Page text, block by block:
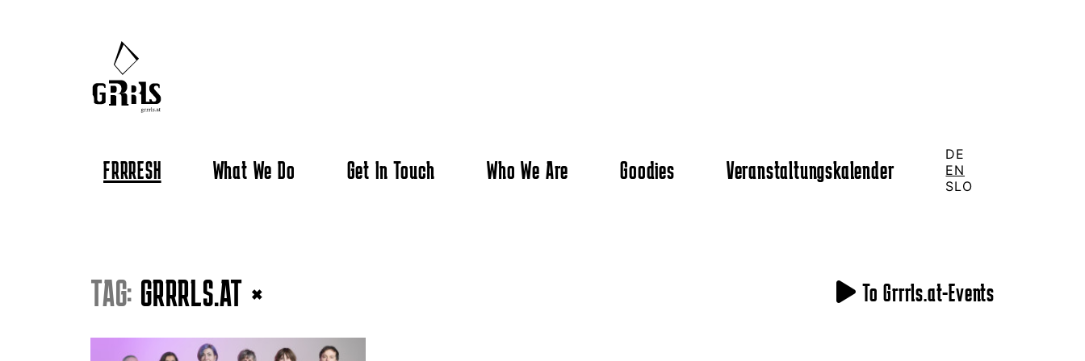
FRRRESH What We Do Get In Touch Who We Are Goodies Veranstaltungskalender
DE
EN
SLO
TAG: GRRRLS.AT × To Grrrls.at-Events